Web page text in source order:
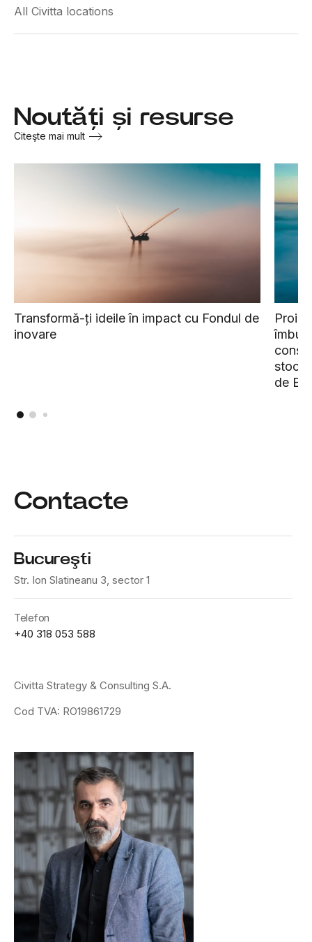
All Civitta locations
Noutăți și resurse
Citeşte mai mult
Transformă-ți ideile în impact cu Fondul de
inovare
de Est
Contacte
Bucureşti
Str. Ion Slatineanu 3, sector 1
Telefon
+40 318 053 588
Civitta Strategy & Consulting S.A.
Cod TVA: RO19861729